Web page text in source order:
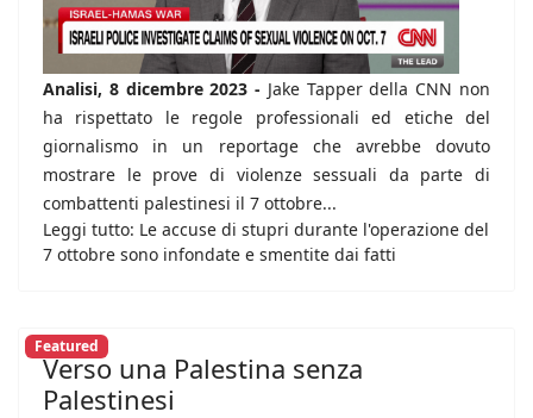
Analisi, 8 dicembre 2023 - Jake Tapper della CNN non
ha rispettato le regole professionali ed etiche del
giornalismo in un reportage che avrebbe dovuto
mostrare le prove di violenze sessuali da parte di
combattenti palestinesi il 7 ottobre...
Leggi tutto: Le accuse di stupri durante l'operazione del
7 ottobre sono infondate e smentite dai fatti
Featured
Verso una Palestina senza
Palestinesi